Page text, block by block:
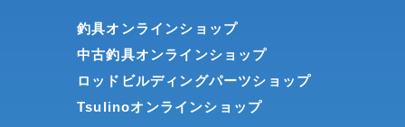
釣具オンラインショップ
中古釣具オンラインショップ
ロッドビルディングパーツショップ
Tsulinoオンラインショップ